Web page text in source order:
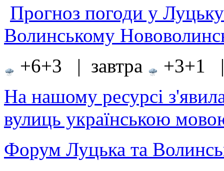
Прогноз погоди у
Волинському
+6+3 | завтра
+3+1 |
На нашому ресурсі
вулиць українською
Форум Луцька та